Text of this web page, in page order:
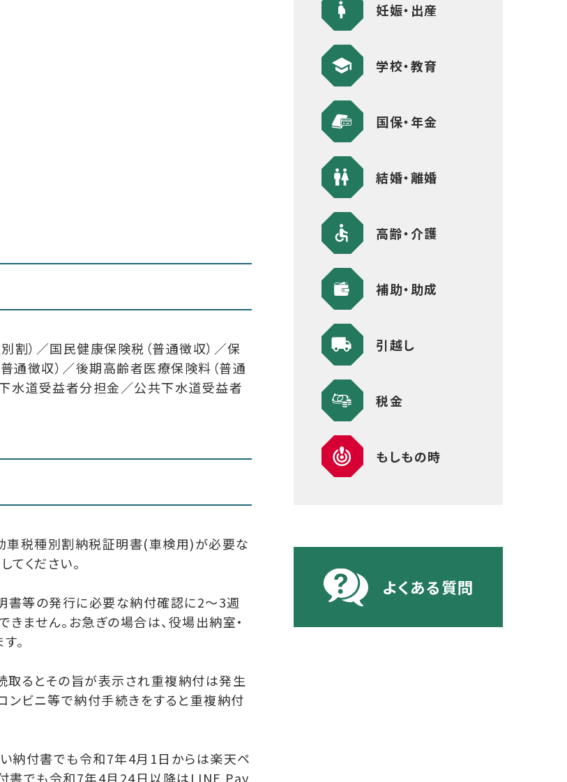
割）／国民健康保険税（普通徴収）／保
通徴収）／後期高齢者医療保険料（普通
水道受益者分担金／公共下水道受益者
車税種別割納税証明書(車検用)が必要な
ください。
書等の発行に必要な納付確認に2～3週
ません。お急ぎの場合は、役場出納室・
。
るとその旨が表示され重複納付は発生
ンビニ等で納付手続きをすると重複納付
納付書でも令和7年4月1日からは楽天ペ
書でも令和7年4月24日以降はLINE Pay
妊娠・出産
学校・教育
国保・年金
結婚・離婚
高齢・介護
補助・助成
引越し
税金
もしもの時
よくある質問